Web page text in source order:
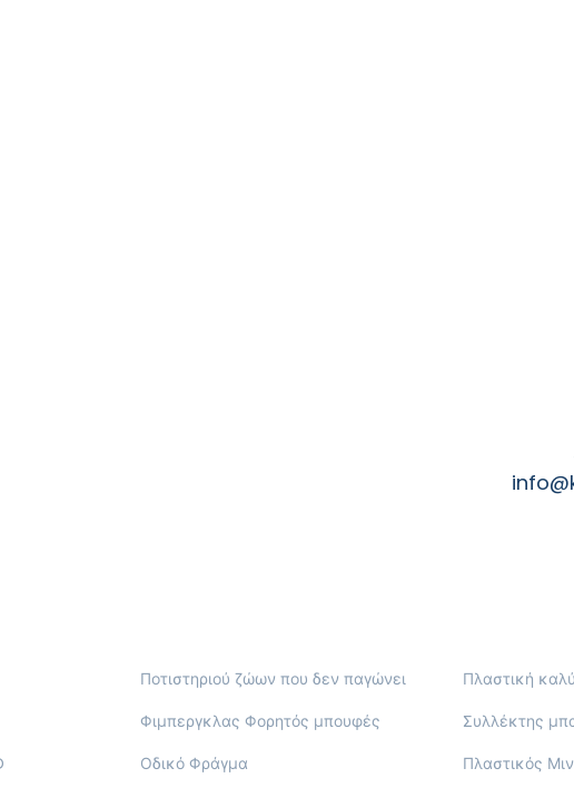
Ποτιστηριού ζώων που δεν παγώνει
Πλαστική
Φιμπεργκλας Φορητός μπουφές
Συλλέκτης
Οδικό Φράγμα Πλαστικός